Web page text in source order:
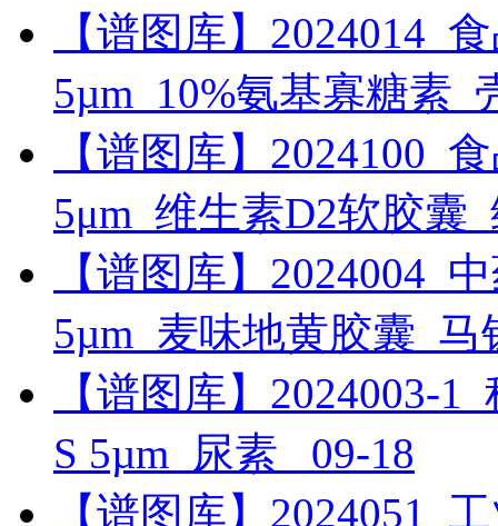
【谱图库】2024014_
5µm_10%氨基寡糖素
【谱图库】2024100_
5μm_维生素D2软胶囊
【谱图库】2024004_
5µm_麦味地黄胶囊_
【谱图库】2024003-
S 5µm_尿素_ 09-18
【谱图库】2024051_